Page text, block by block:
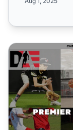
Programme